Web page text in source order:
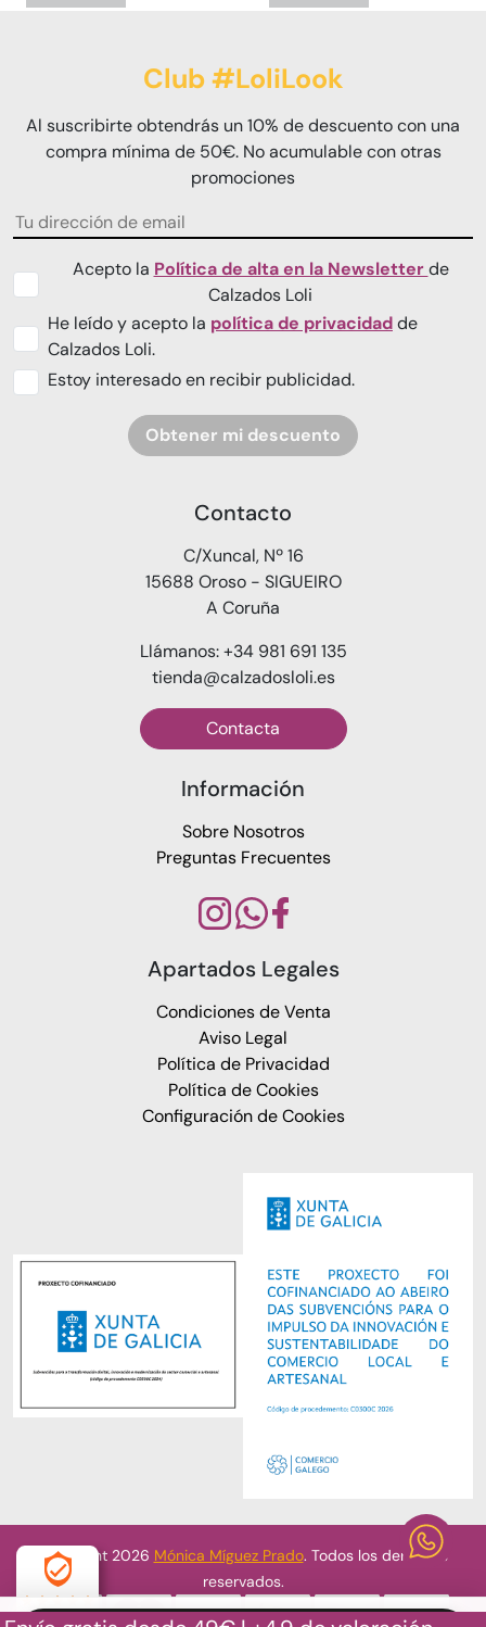
Club #LoliLook
Al suscribirte obtendrás un 10% de descuento con una
compra mínima de 50€. No acumulable con otras
promociones
Acepto la Política de alta en la Newsletterde
Calzados Loli
He leído y acepto la política de privacidadde
Calzados Loli.
Estoy interesado en recibir publicidad.
Obtener mi descuento
Contacto
C/Xuncal, Nº 16
15688 Oroso - SIGUEIRO
A Coruña
Llámanos: +34 981 691 135
tienda@calzadosloli.es
Contacta
Información
Sobre Nosotros
Preguntas Frecuentes
Apartados Legales
Condiciones de Venta
Aviso Legal
Política de Privacidad
Política de Cookies
Configuración de Cookies
Copyright 2026 Mónica Míguez Prado. Todos los derechos
reservados.